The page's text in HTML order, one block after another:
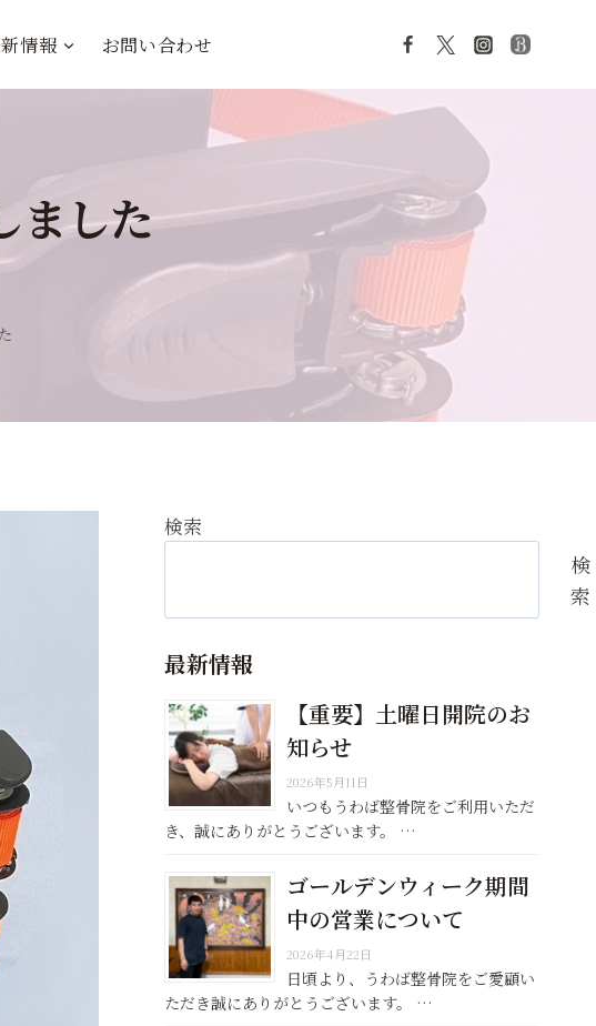
情報 お問い合わせ
ました
検索
検
索
最新情報
【重要】土曜日開院のお
知らせ
2026年5月11日
いつもうわば整骨院をご利用いただ
き、誠にありがとうございます。 …
ゴールデンウィーク期間
中の営業について
2026年4月22日
日頃より、うわば整骨院をご愛顧い
ただき誠にありがとうございます。 …